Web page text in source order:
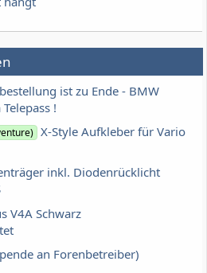
ist zu Ende - BMW
!
X-Style Aufkleber für Vario
inkl. Diodenrücklicht
V4A Schwarz
an Forenbetreiber)